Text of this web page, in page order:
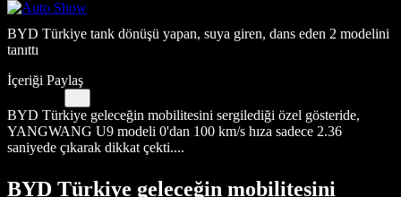
BYD Türkiye tank dönüşü yapan, suya giren, dans eden 2 modelini
tanıttı
İçeriği Paylaş
BYD Türkiye geleceğin mobilitesini sergilediği özel gösteride,
YANGWANG U9 modeli 0'dan 100 km/s hıza sadece 2.36
saniyede çıkarak dikkat çekti....
BYD Türkiye geleceğin mobilitesini